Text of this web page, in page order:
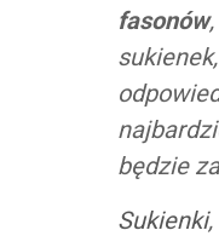
fasonów
będzie
Sukienki